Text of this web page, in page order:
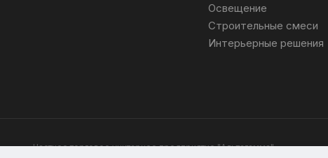
Освещение
Строительные смеси
Интерьерные решения
Частное торговое унитарное предприятие "Альтагамма".